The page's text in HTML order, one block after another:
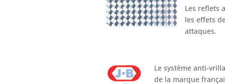
Les reflets
les effets
attaques.
Le système anti-
de la marque